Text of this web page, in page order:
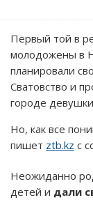
Первый той в
молодожены в
планировали
Сватовство и
городе
Но, как все
пишет ztb.kz с
Неожиданно
детей и дали